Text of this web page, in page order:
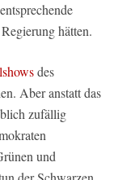
hätten.
des
Aber anstatt das
zufällig
und